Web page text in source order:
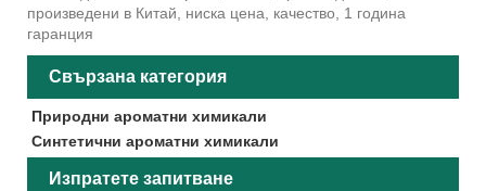
произведени в Китай, ниска цена, качество, 1 година
гаранция
Свързана категория
Природни ароматни химикали
Синтетични ароматни химикали
Изпратете запитване